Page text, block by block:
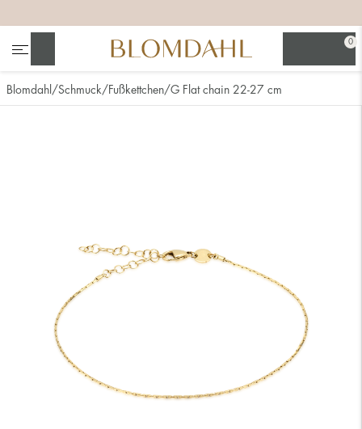
0
Blomdahl Schmuck Fußkettchen G Flat chain 22-27 cm